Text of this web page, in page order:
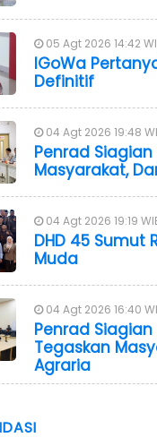
05 Agt 2026 14:42
IGoWa
Definitif
04 Agt 2026 19:48
Penrad Siagian
Masyarakat,
04 Agt 2026 19:19
DHD 45 Sumut
Muda
04 Agt 2026 16:40
Penrad
Tegaskan
Agraria